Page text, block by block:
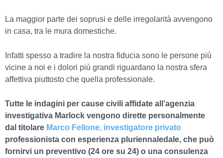
La maggior parte dei soprusi e delle irregolarità avvengono
in casa, tra le mura domestiche.
Infatti spesso a tradire la nostra fiducia sono le persone più
vicine a noi e i dolori più grandi riguardano la nostra sfera
affettiva piuttosto che quella professionale.
Tutte le indagini per cause civili affidate all’agenzia
investigativa Marlock vengono dirette personalmente
dal titolare Marco Fellone, investigatore privato
professionista con esperienza pluriennaledale, che può
fornirvi un preventivo (24 ore su 24) o una consulenza